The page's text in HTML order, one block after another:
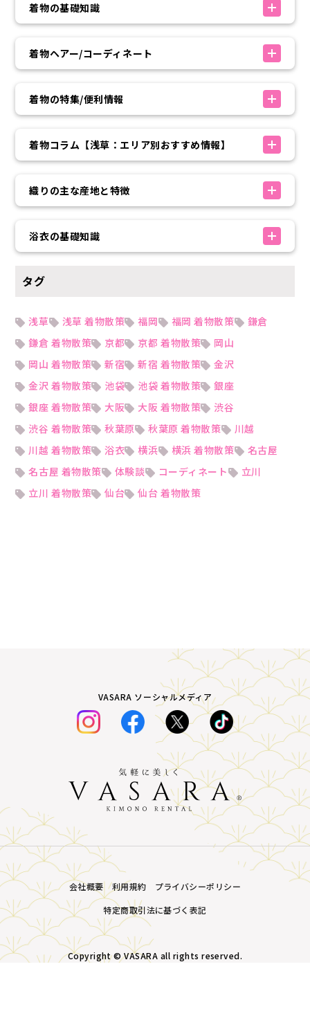
着物の基礎知識
着物ヘアー/コーディネート
着物の特集/便利情報
着物コラム【浅草：エリア別おすすめ情報】
織りの主な産地と特徴
浴衣の基礎知識
タグ
浅草 浅草 着物散策 福岡 福岡 着物散策
鎌倉
鎌倉 着物散策
京都 京都 着物散策
岡山
岡山 着物散策
新宿 新宿 着物散策
金沢
金沢 着物散策
池袋 池袋 着物散策
銀座
銀座 着物散策
大阪 大阪 着物散策
渋谷
渋谷 着物散策
秋葉原 秋葉原 着物散策
川越
川越 着物散策
浴衣 横浜 横浜 着物散策
名古屋
名古屋 着物散策
体験談 コーディネート
立川
立川 着物散策
仙台 仙台 着物散策
VASARA ソーシャルメディア
会社概要 利用規約
プライバシーポリシー
特定商取引法に基づく表記
Copyright © VASARA all rights reserved.